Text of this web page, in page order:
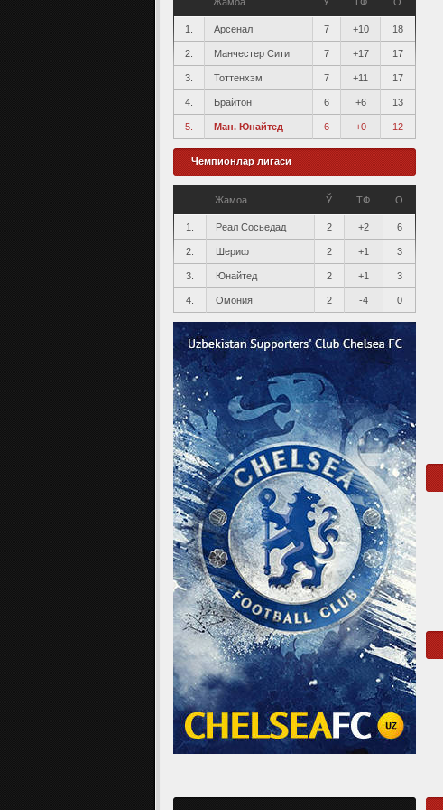
1. Арсенал 7 +10 18
2. Манчестер Сити 7 +17 17
3. Тоттенхэм 7 +11 17
4. Брайтон 6 +6 13
5. Ман. Юнайтед 6 +0 12
Чемпионлар лигаси
Жамоа Ў ТФ О
1. Реал Сосьедад 2 +2 6
2. Шериф 2 +1 3
3. Юнайтед 2 +1 3
4. Омония 2 -4 0